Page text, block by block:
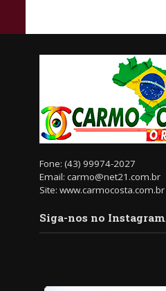
Fone: (43) 99974-2027
Email: carmo@net21.com.br
Site: www.carmocosta.com.br
Siga-nos no Instagram